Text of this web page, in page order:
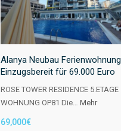
Alanya Neubau Ferienwohnung
Einzugsbereit für 69.000 Euro
ROSE TOWER RESIDENCE 5.ETAGE
WOHNUNG OP81 Die… Mehr
69,000€